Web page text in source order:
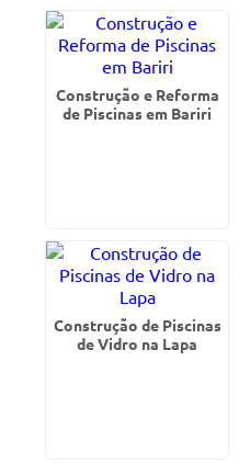
Construção e Reforma
de Piscinas em Bariri
Construção de Piscinas
de Vidro na Lapa